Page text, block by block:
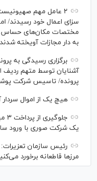
سزای اعمال خود رسیدند/
مختصات مکان‌های حساس
به دار مجازات آویخته شدند
برگزاری رسیدگی به
آشنایان توسط متهم ردیف
پرونده/ تاسیس شرکت
هیچ یک از اموال
یک شرکت صوری با ورود
رئیس سازمان تعزیرات:
مرز‌ها قاطعانه برخورد